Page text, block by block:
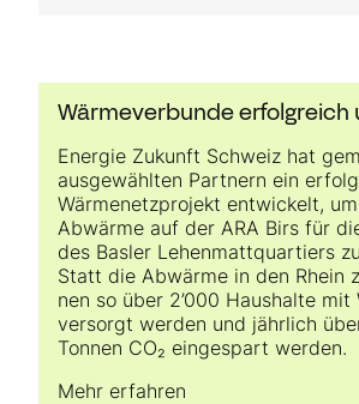
Wärmeverbunde er­folgreich
Energie Zukunft Schweiz hat
ausgewählten Part­nern ein
Wärme­netzprojekt entwickelt,
Abwärme auf der ARA Birs für
des Basler Lehenmatt­quartiers
Statt die Ab­wärme in den Rhein
nen so über 2’000 Haushalte mit
versorgt werden und jährlich
Tonnen CO₂ eingespart werden.
Mehr erfahren